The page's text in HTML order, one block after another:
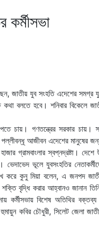
কর্মীসভা
জাতীয় যুব সংহতি এদেশের সমগ্র
বলতে হবে। শনিবার বিকেলে
চায়। গণতন্ত্রের সরকার চায়।
আজীবন এদেশের মানুষের
গ্রামবাংলার স্বপ্নদ্রষ্টা।
ভেদাভেদ ভূলে যুবসংহতির
করে কুনু মিয়া বলেন, এ জনপদ
শক্তি বৃদ্ধি করার আহ্বানও
কর্মীসভায় বিশেষ অতিথির
কবির চৌধুরী, সিলেট জেলা